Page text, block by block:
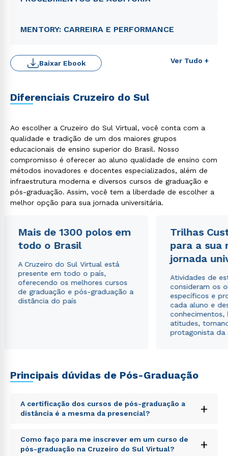
MENTORY: CARREIRA E PERFORMANCE
Ver Tudo +
Baixar Ebook
Diferenciais Cruzeiro do Sul
Ao escolher a Cruzeiro do Sul Virtual, você conta com a
qualidade e tradição de um dos maiores grupos
educacionais de ensino superior do Brasil. Nosso
compromisso é oferecer ao aluno qualidade de ensino com
métodos inovadores e docentes especializados, além de
infraestrutura moderna e diversos cursos de graduação e
pós-graduação. Assim, você tem a liberdade de escolher a
melhor opção para sua jornada universitária.
Mais de 1300 polos em
todo o Brasil
A Cruzeiro do Sul Virtual está
presente em todo o país,
oferecendo os melhores cursos
de graduação e pós-graduação a
distância do país
Trilhas
para a sua
jornada
Atividades de
consideram os
específicos e
cada aluno e
conhecimentos,
atitudes,
protagonista da
Principais dúvidas de Pós-Graduação
A certificação dos cursos de pós-graduação a
distância é a mesma da presencial?
+
Sed ut perspiciatis unde omnis iste natus error sit
voluptatem accusantium doloremque laudantium,
Como faço para me inscrever em um curso de
pós-graduação na Cruzeiro do Sul Virtual?
+
Rápido e fácil
WhatsApp
ou
Estou de acordo com aPolítica de Privacidade.e
autorizo que meus dados sejam utilizados para o
envio de conteúdos da Cruzeiro do Sul.